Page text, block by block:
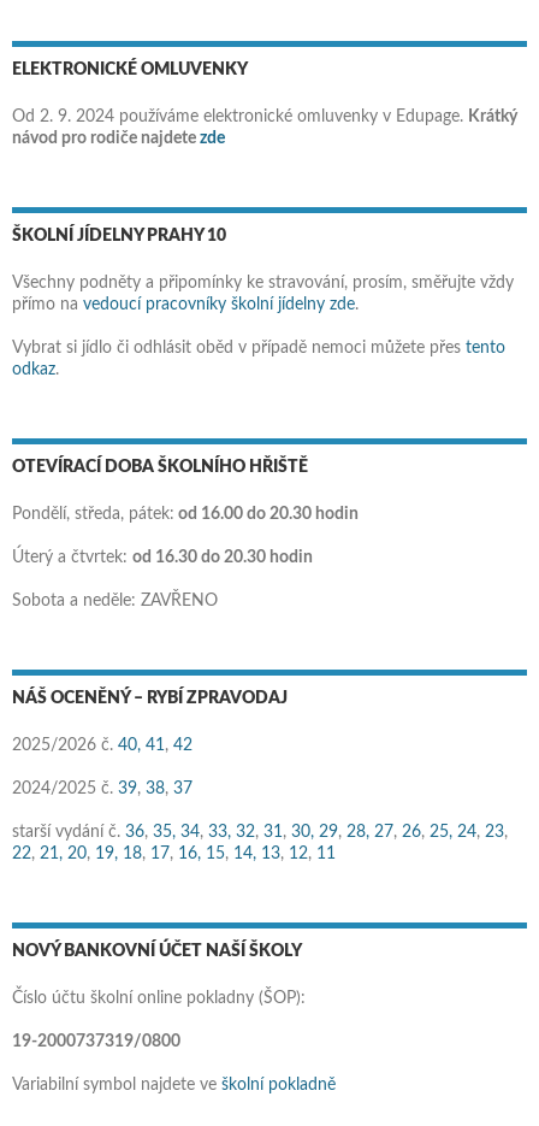
ELEKTRONICKÉ OMLUVENKY
Od 2. 9. 2024 používáme elektronické omluvenky v Edupage. Krátký
návod pro rodiče najdete zde
ŠKOLNÍ JÍDELNY PRAHY 10
Všechny podněty a připomínky ke stravování, prosím, směřujte vždy
přímo na vedoucí pracovníky školní jídelny zde.
Vybrat si jídlo či odhlásit oběd v případě nemoci můžete přes tento
odkaz.
OTEVÍRACÍ DOBA ŠKOLNÍHO HŘIŠTĚ
Pondělí, středa, pátek: od 16.00 do 20.30 hodin
Úterý a čtvrtek: od 16.30 do 20.30 hodin
Sobota a neděle: ZAVŘENO
NÁŠ OCENĚNÝ – RYBÍ ZPRAVODAJ
2025/2026 č. 40, 41, 42
2024/2025 č. 39, 38, 37
starší vydání č. 36, 35, 34, 33, 32, 31, 30, 29, 28, 27, 26, 25, 24, 23,
22, 21, 20, 19, 18, 17, 16, 15, 14, 13, 12, 11
NOVÝ BANKOVNÍ ÚČET NAŠÍ ŠKOLY
Číslo účtu školní online pokladny (ŠOP):
19-2000737319/0800
Variabilní symbol najdete ve školní pokladně